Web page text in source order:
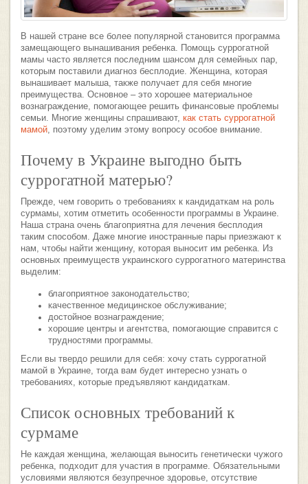
В нашей стране все более популярной становится программа
замещающего вынашивания ребенка. Помощь суррогатной
мамы часто является последним шансом для семейных пар,
которым поставили диагноз бесплодие. Женщина, которая
вынашивает малыша, также получает для себя многие
преимущества. Основное – это хорошее материальное
вознаграждение, помогающее решить финансовые проблемы
семьи. Многие женщины спрашивают, как стать суррогатной
мамой, поэтому уделим этому вопросу особое внимание.
Почему в Украине выгодно быть
суррогатной матерью?
Прежде, чем говорить о требованиях к кандидаткам на роль
сурмамы, хотим отметить особенности программы в Украине.
Наша страна очень благоприятна для лечения бесплодия
таким способом. Даже многие иностранные пары приезжают к
нам, чтобы найти женщину, которая выносит им ребенка. Из
основных преимуществ украинского суррогатного материнства
выделим:
благоприятное законодательство;
качественное медицинское обслуживание;
достойное вознаграждение;
хорошие центры и агентства, помогающие справится с
трудностями программы.
Если вы твердо решили для себя: хочу стать суррогатной
мамой в Украине, тогда вам будет интересно узнать о
требованиях, которые предъявляют кандидаткам.
Список основных требований к
сурмаме
Не каждая женщина, желающая выносить генетически чужого
ребенка, подходит для участия в программе. Обязательными
условиями являются безупречное здоровье, отсутствие